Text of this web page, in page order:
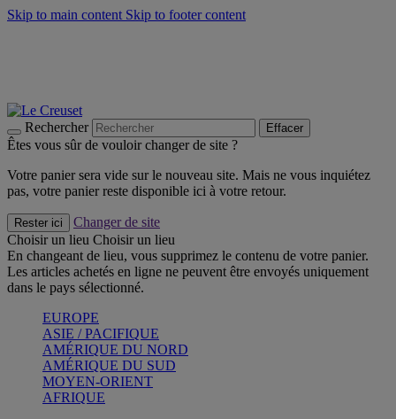
Skip to main content Skip to footer content
Rechercher Effacer
Êtes vous sûr de vouloir changer de site ?
Votre panier sera vide sur le nouveau site. Mais ne vous inquiétez
pas, votre panier reste disponible ici à votre retour.
Rester ici
Changer de site
Choisir un lieu Choisir un lieu
En changeant de lieu, vous supprimez le contenu de votre panier.
Les articles achetés en ligne ne peuvent être envoyés uniquement
dans le pays sélectionné.
EUROPE
ASIE / PACIFIQUE
AMÉRIQUE DU NORD
AMÉRIQUE DU SUD
MOYEN-ORIENT
AFRIQUE